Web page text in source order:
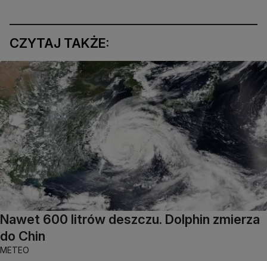
CZYTAJ TAKŻE:
Nawet 600 litrów deszczu. Dolphin zmierza
do Chin
METEO